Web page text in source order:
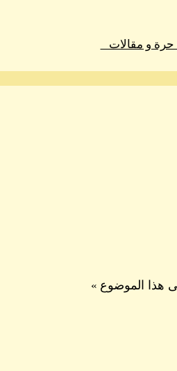
و مقالات
هذا الموضوع »